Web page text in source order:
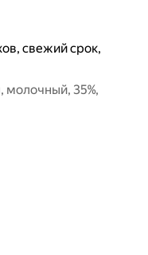
свежий срок,
35%,